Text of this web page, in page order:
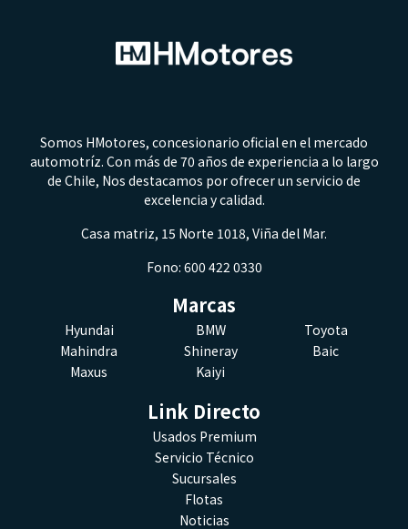
Somos HMotores, concesionario oficial en el mercado
automotríz. Con más de 70 años de experiencia a lo largo
de Chile, Nos destacamos por ofrecer un servicio de
excelencia y calidad.
Casa matriz, 15 Norte 1018, Viña del Mar.
Fono: 600 422 0330
Marcas
Hyundai BMW
Toyota
Mahindra
Shineray
Baic
Maxus
Kaiyi
Link Directo
Usados Premium
Servicio Técnico
Sucursales
Flotas
Noticias